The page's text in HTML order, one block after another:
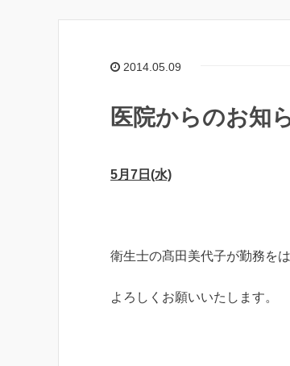
2014.05.09
医院からのお知
5月7日(水)
衛生士の髙田美代子が勤務をは
よろしくお願いいたします。